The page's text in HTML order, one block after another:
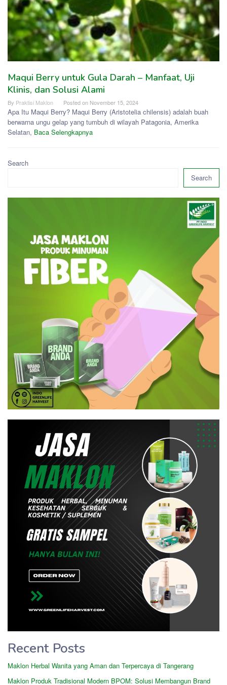
Maqui Berry untuk Gula Darah – Manfaat, Uji
Klinis, dan Solusi Alami
By Praktisi Maklon Posted on November 15, 2024
Apa Itu Maqui Berry? Maqui Berry (Aristotelia chilensis) adalah buah
berwarna ungu gelap yang tumbuh di wilayah Patagonia, Amerika
Selatan, Baca Selengkapnya
Search
Search
Recent Posts
Maklon Herbal Wanita yang Aman dan Terpercaya di Tangerang
Maklon Produk Tradisional Modern BPOM: Solusi Membangun Brand